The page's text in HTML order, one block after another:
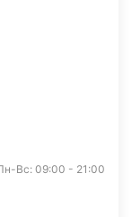
Вс: 09:00 - 21:00